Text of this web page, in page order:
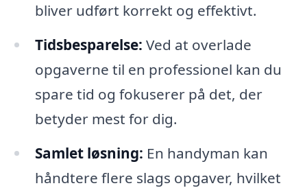
bliver udført korrekt og effektivt.
Tidsbesparelse: Ved at overlade
opgaverne til en professionel kan du
spare tid og fokuserer på det, der
betyder mest for dig.
Samlet løsning: En handyman kan
håndtere flere slags opgaver, hvilket